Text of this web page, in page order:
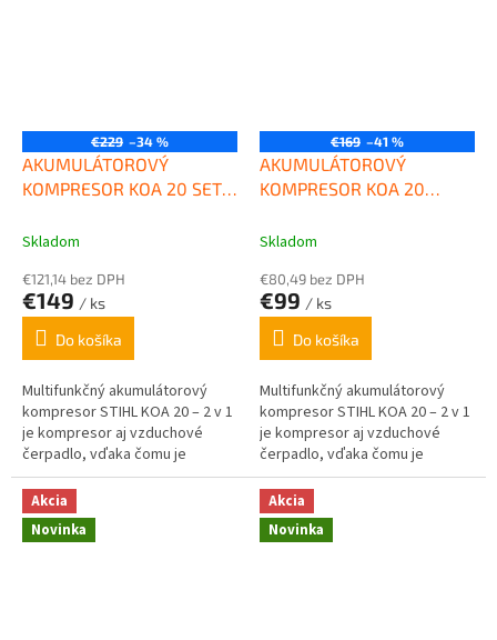
s
h
o
e
€229 –34 %
AKUMULÁTOROVÝ
KOMPRESOR KOA 20 SET s
Skladom
€121,14 bez DPH
€149 / ks
Do košíka
Multifunkčný akumulátorový
kompresor STIHL KOA 20 – 2 v 1
je kompresor aj vzduchové
čerpadlo, vďaka čomu je
nafukovanie a vyfukovanie
rýchle, jednoduché a pohodlné.
Vďaka kompaktnému...
€169 –41 %
AKUMULÁTOROVÝ
KOMPRESOR KOA 20
Skladom
€80,49 bez DPH
€99 / ks
Do košíka
Multifunkčný akumulátorový
kompresor STIHL KOA 20 – 2 v 1
je kompresor aj vzduchové
čerpadlo, vďaka čomu je
nafukovanie a vyfukovanie
rýchle, jednoduché a pohodlné.
Vďaka kompaktnému...
Akcia
Novinka
Akcia
Novinka